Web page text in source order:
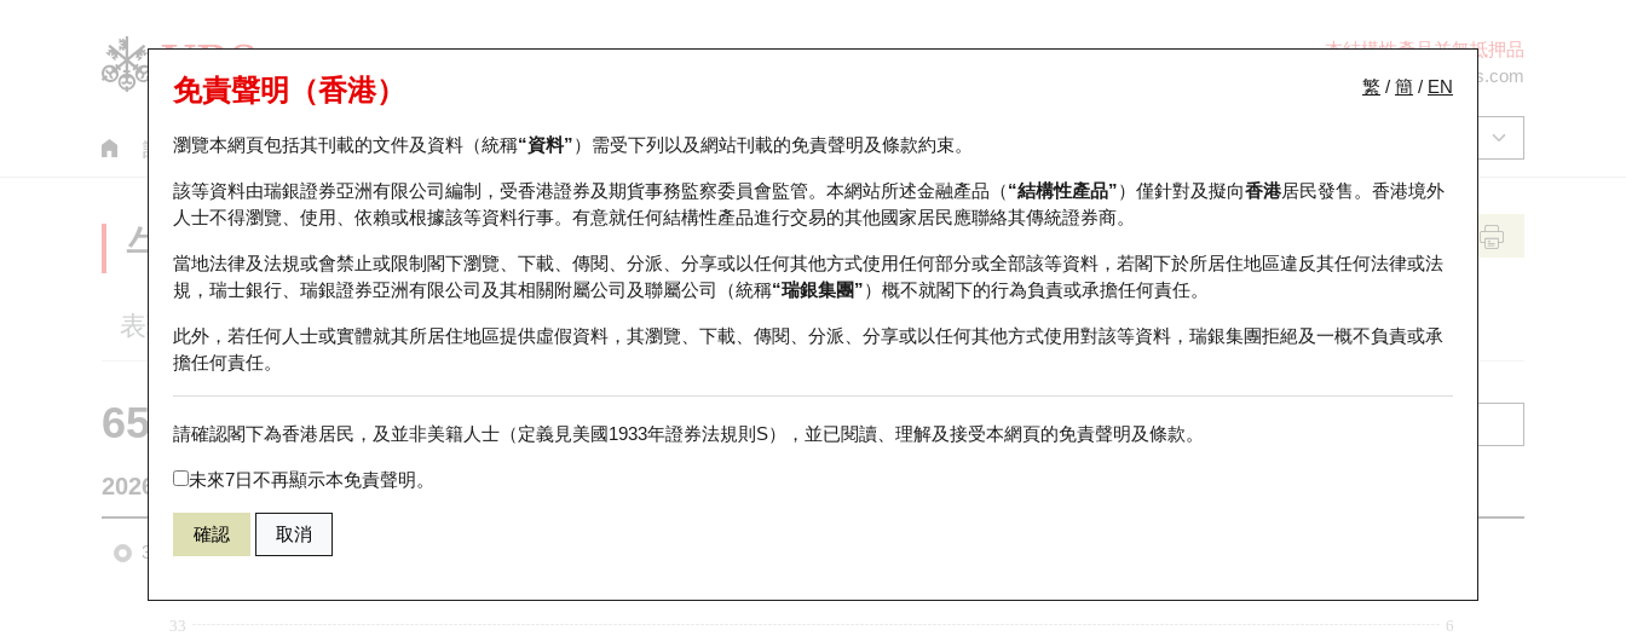
本結構性產品並無抵押品
ol-hkwarrants@ubs.com
認股證 牛熊證 美股指數產品 輪證市場統計 正股資料及市場統計 瑞銀輪證教室
繁 / 簡 / EN
免責聲明（香港）
瀏覽本網頁包括其刊載的文件及資料（統稱“資料”）需受下列以及網站刊載的免責聲明及條款約束。
該等資料由瑞銀證券亞洲有限公司編制，受香港證券及期貨事務監察委員會監管。本網站所述金融產品（“結構性產品”）僅針對及擬向香港居民發售。香港境外
人士不得瀏覽、使用、依賴或根據該等資料行事。有意就任何結構性產品進行交易的其他國家居民應聯絡其傳統證券商。
當地法律及法規或會禁止或限制閣下瀏覽、下載、傳閱、分派、分享或以任何其他方式使用任何部分或全部該等資料，若閣下於所居住地區違反其任何法律或法
規，瑞士銀行、瑞銀證券亞洲有限公司及其相關附屬公司及聯屬公司（統稱“瑞銀集團”）概不就閣下的行為負責或承擔任何責任。
此外，若任何人士或實體就其所居住地區提供虛假資料，其瀏覽、下載、傳閱、分派、分享或以任何其他方式使用對該等資料，瑞銀集團拒絕及一概不負責或承
擔任何責任。
請確認閣下為香港居民，及並非美籍人士（定義見美國1933年證券法規則S），並已閱讀、理解及接受本網頁的免責聲明及條款。
未來7日不再顯示本免責聲明。
確認 取消
牛熊證分析儀
表現 街貨統計 比較
65179 瑞銀熊證 1378 中國宏橋
2026-08-07 相關資產價格24.18
3個月 6個月
6
33